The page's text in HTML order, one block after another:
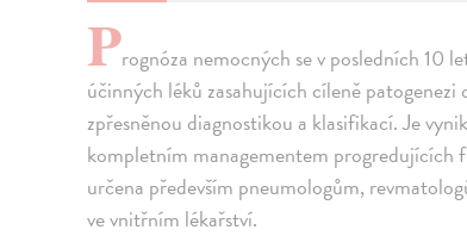
Prognóza nemocných se v posledních 10
účinných léků zasahujících cíleně
zpřesněnou diagnostikou a klasifikací. Je
kompletním managementem
určena především pneumologům,
ve vnitřním lékařství.